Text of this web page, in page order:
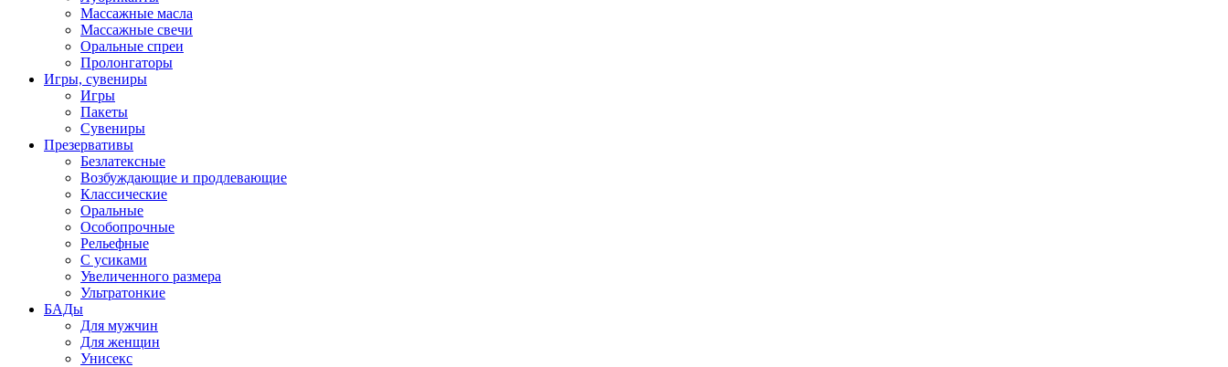
Массажные масла
Массажные свечи
Оральные спреи
Пролонгаторы
Игры, сувениры
Игры
Пакеты
Сувениры
Презервативы
Безлатексные
Возбуждающие и продлевающие
Классические
Оральные
Особопрочные
Рельефные
С усиками
Увеличенного размера
Ультратонкие
БАДы
Для мужчин
Для женщин
Унисекс